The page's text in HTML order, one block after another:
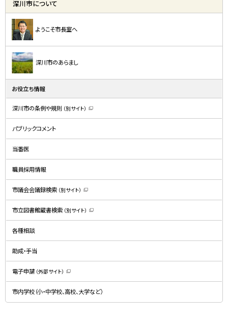
深川市について
ようこそ市長室へ
深川市のあらまし
お役立ち情報
深川市の条例や規則 （別サイト）
新
ン
で
す
）
パブリックコメント
当番医
職員採用情報
市議会会議録検索 （別サイト）
新
規
ウ
ン
で
す
市立図書館蔵書検索 （別サイト）
新
ン
で
す
）
各種相談
助成・手当
電子申請 （外部サイト）
新
規
ウ
ン
市内学校（小・中学校、高校、大学など）